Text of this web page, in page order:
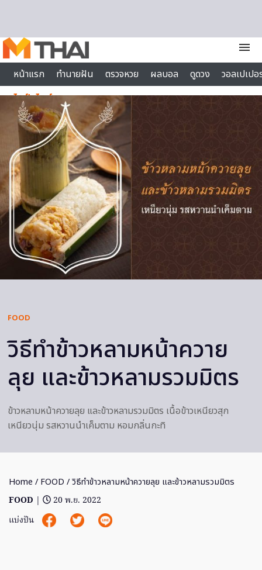
menu
หน้าแรก
ทำนายฝัน ตรวจหวย ผลบอล ดูดวง
วอลเปเป
ไลฟ์สไตล์
FOOD
วิธีทำข้าวหลามหน้าควาย
ลุย และข้าวหลามรวมมิตร
ข้าวหลามหน้าควายลุย และข้าวหลามรวมมิตร เนื้อข้าวเหนียวสุก
เหนียวนุ่ม รสหวานนำเค็มตาม หอมกลิ่นกะทิ
Home / FOOD / วิธีทำข้าวหลามหน้าควายลุย และข้าวหลามรวมมิตร
FOOD |
20 พ.ย. 2022
แบ่งปัน